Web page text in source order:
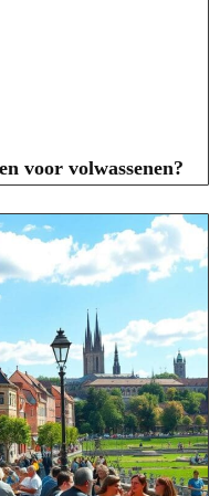
voor volwassenen?